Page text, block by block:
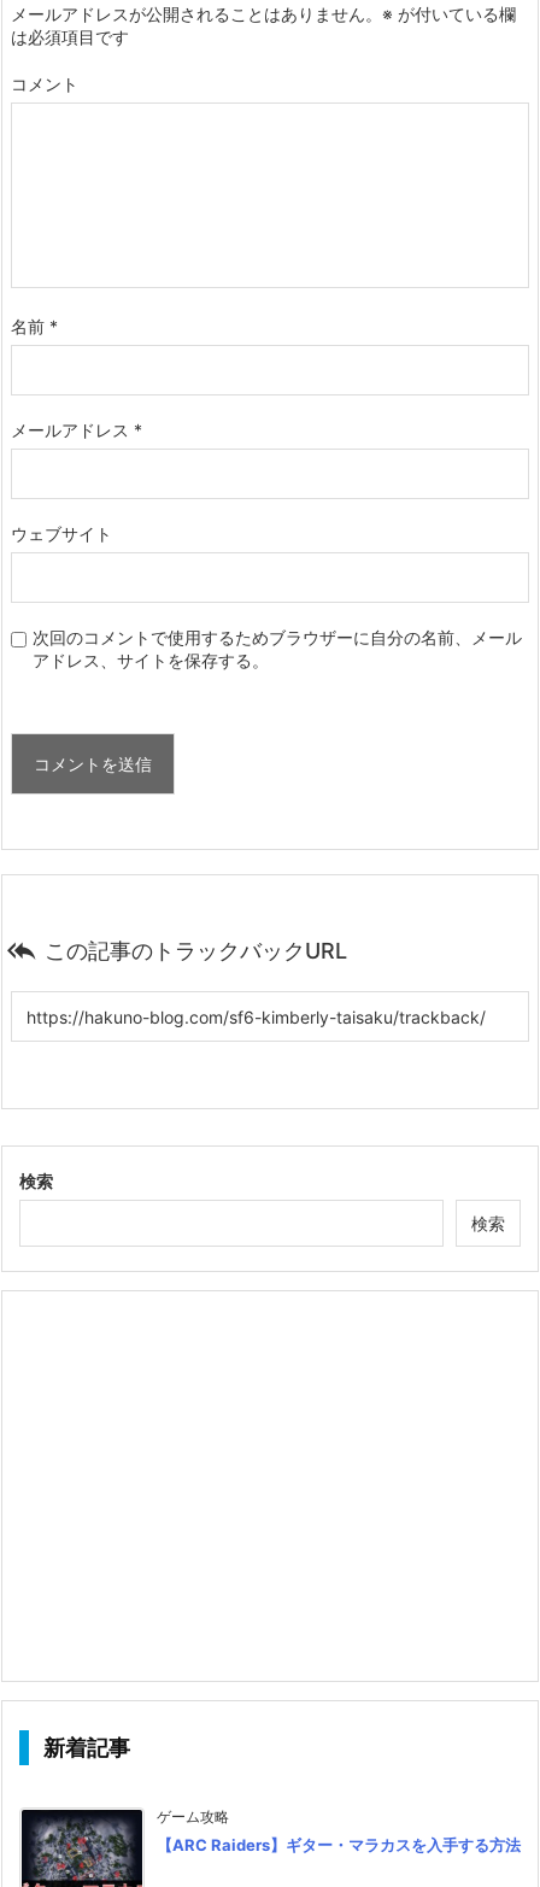
メールアドレスが公開されることはありません。 ※ が付いている欄
は必須項目です
コメント
名前 *
メールアドレス *
ウェブサイト
次回のコメントで使用するためブラウザーに自分の名前、メール
アドレス、サイトを保存する。
 この記事のトラックバックURL
検索
検索
新着記事
ゲーム攻略
【ARC Raiders】ギター・マラカスを入手する方法